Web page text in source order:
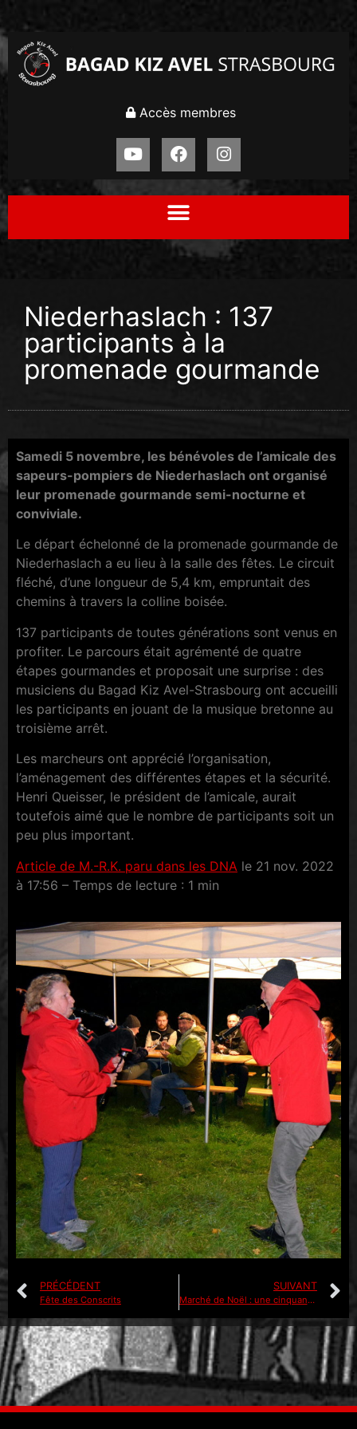
Accès membres
Niederhaslach : 137
participants à la
promenade gourmande
Samedi 5 novembre, les bénévoles de l’amicale des
sapeurs-pompiers de Niederhaslach ont organisé
leur promenade gourmande semi-nocturne et
conviviale.
Le départ échelonné de la promenade gourmande de
Niederhaslach a eu lieu à la salle des fêtes. Le circuit
fléché, d’une longueur de 5,4 km, empruntait des
chemins à travers la colline boisée.
137 participants de toutes générations sont venus en
profiter. Le parcours était agrémenté de quatre
étapes gourmandes et proposait une surprise : des
musiciens du Bagad Kiz Avel-Strasbourg ont accueilli
les participants en jouant de la musique bretonne au
troisième arrêt.
Les marcheurs ont apprécié l’organisation,
l’aménagement des différentes étapes et la sécurité.
Henri Queisser, le président de l’amicale, aurait
toutefois aimé que le nombre de participants soit un
peu plus important.
Article de M.-R.K. paru dans les DNA le 21 nov. 2022
à 17:56 – Temps de lecture : 1 min
PRÉCÉDENT
Fête des Conscrits
SUIVANT
Marché de Noël : une cinquantaine d’exposants au Fort Ducrot ce week-end